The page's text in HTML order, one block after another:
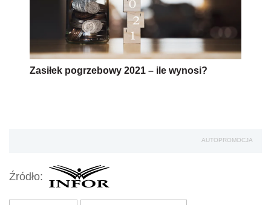
Zasiłek pogrzebowy 2021 – ile wynosi?
AUTOPROMOCJA
Źródło: